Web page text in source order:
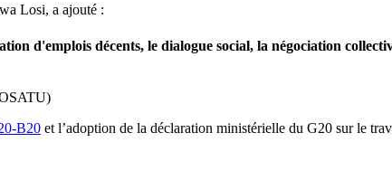
Losi, a ajouté :
d'emplois décents, le dialogue social, la négociation
B20 et l’adoption de la déclaration ministérielle du G20 sur le